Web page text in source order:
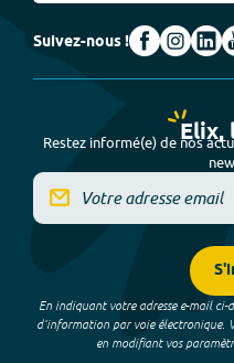
Suivez-nous !
Elix,
Restez informé(e) de nos
En indiquant votre adresse e-mail ci-
d’information par voie électronique.
en modifiant vos